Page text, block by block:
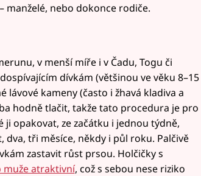
manželé, nebo dokonce rodiče.
v menší míře i v Čadu, Togu či
dívkám (většinou ve věku 8–15
lávové kameny (často i žhavá kladiva a
hodně tlačit, takže tato procedura je pro
opakovat, ze začátku i jednou týdně,
tři měsíce, někdy i půl roku. Palčivě
zastavit růst prsou. Holčičky s
atraktivní, což s sebou nese riziko